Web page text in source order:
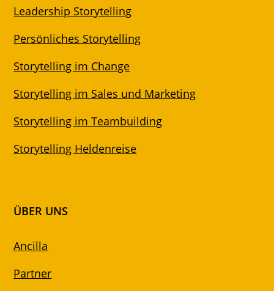
Leadership Storytelling
Persönliches Storytelling
Storytelling im Change
Storytelling im Sales und Marketing
Storytelling im Teambuilding
Storytelling Heldenreise
ÜBER UNS
Ancilla
Partner